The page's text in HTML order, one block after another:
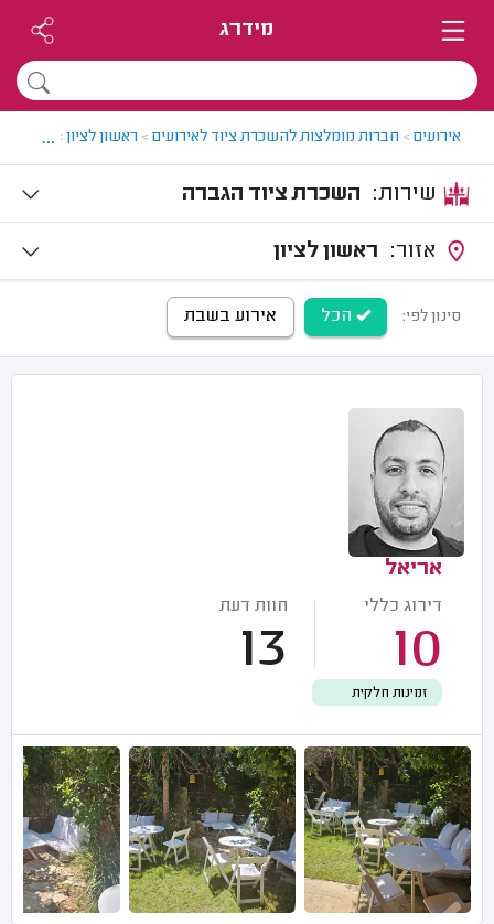
מידרג
אירועים> חברות מומלצות להשכרת ציוד לאירועים> ראשון לציון>השכרת...
השכרת ציוד הגברה
ראשון לציון
סינון לפי: הכל אירוע בשבת
אריאל
דירוג כללי
10
חוות דעת
13
זמינות חלקית